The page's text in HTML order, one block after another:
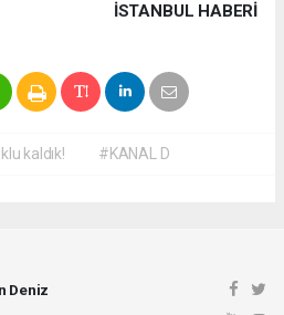
İSTANBUL HABERİ
kaldık! #KANAL D
Deniz